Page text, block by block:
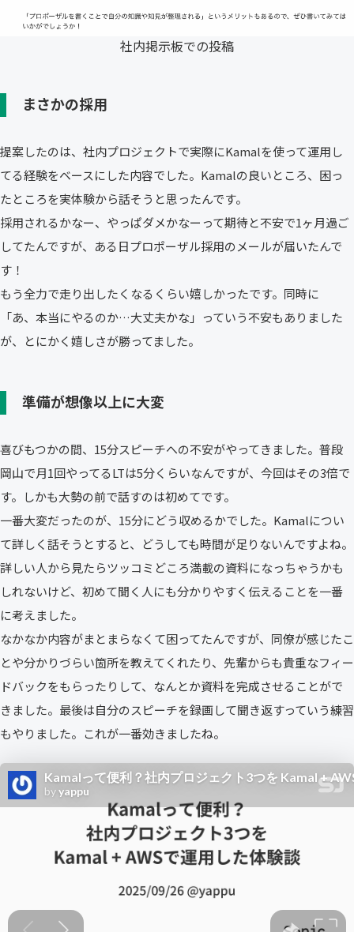
社内掲示板での投稿
まさかの採用
提案したのは、社内プロジェクトで実際にKamalを使って運用し
てる経験をベースにした内容でした。Kamalの良いところ、困っ
たところを実体験から話そうと思ったんです。
採用されるかなー、やっぱダメかなーって期待と不安で1ヶ月過ご
してたんですが、ある日プロポーザル採用のメールが届いたんで
す！
もう全力で走り出したくなるくらい嬉しかったです。同時に
「あ、本当にやるのか…大丈夫かな」っていう不安もありました
が、とにかく嬉しさが勝ってました。
準備が想像以上に大変
喜びもつかの間、15分スピーチへの不安がやってきました。普段
岡山で月1回やってるLTは5分くらいなんですが、今回はその3倍で
す。しかも大勢の前で話すのは初めてです。
一番大変だったのが、15分にどう収めるかでした。Kamalについ
て詳しく話そうとすると、どうしても時間が足りないんですよね。
詳しい人から見たらツッコミどころ満載の資料になっちゃうかも
しれないけど、初めて聞く人にも分かりやすく伝えることを一番
に考えました。
なかなか内容がまとまらなくて困ってたんですが、同僚が感じたこ
とや分かりづらい箇所を教えてくれたり、先輩からも貴重なフィー
ドバックをもらったりして、なんとか資料を完成させることがで
きました。最後は自分のスピーチを録画して聞き返すっていう練習
もやりました。これが一番効きましたね。